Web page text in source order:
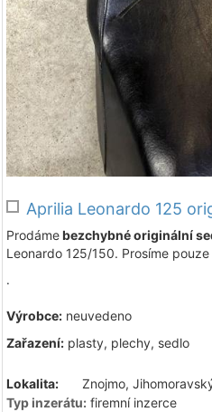
Aprilia Leonardo 125
Prodáme bezchybné originální
Leonardo 125/150. Prosíme pouze
.
Výrobce: neuvedeno
Zařazení: plasty, plechy, sedlo
Lokalita:
Znojmo,
Typ inzerátu: firemní inzerce